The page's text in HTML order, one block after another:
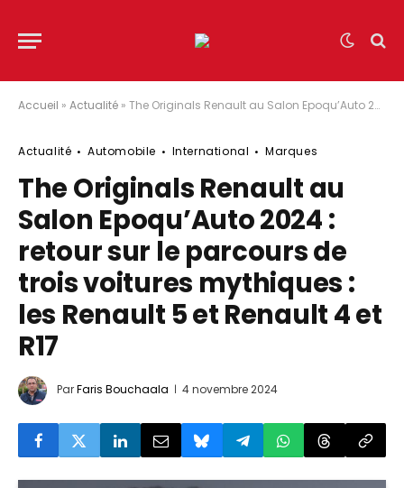
Accueil » Actualité » The Originals Renault au Salon Epoqu’Auto 2024 : retour sur le parcours de trois voitures mythiques : les Renault 5 et Renault 4 et R17
Actualité Automobile International Marques
The Originals Renault au
Salon Epoqu’Auto 2024 :
retour sur le parcours de
trois voitures mythiques :
les Renault 5 et Renault 4 et
R17
ParFaris Bouchaala 4 novembre 2024